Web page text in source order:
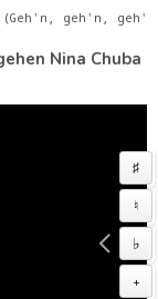
geh'n,
Nina Chuba
♯
♮
♭
+